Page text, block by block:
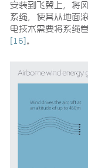
安装到飞翼上，将
系绳，使其从地面
电技术需要将系绳
[16] 。